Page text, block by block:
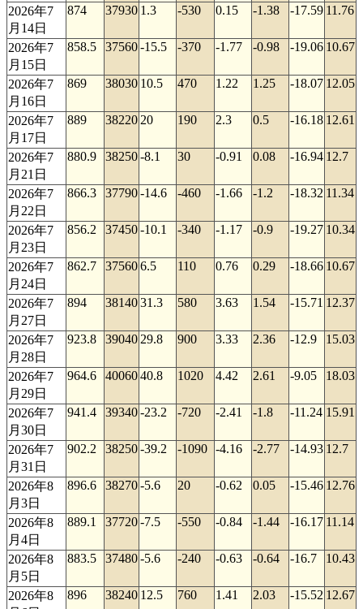
2026年7
月14日
874 37930 1.3 -530 0.15 -1.38 -17.59 11.76
2026年7
月15日
858.5 37560-15.5 -370 -1.77 -0.98 -19.06 10.67
2026年7
月16日
869 38030 10.5 470 1.22 1.25 -18.07 12.05
2026年7
月17日
889 38220 20 190 2.3 0.5 -16.18 12.61
2026年7
月21日
880.9 38250-8.1 30 -0.91 0.08 -16.94 12.7
2026年7
月22日
866.3 37790-14.6 -460 -1.66 -1.2 -18.32 11.34
2026年7
月23日
856.2 37450-10.1 -340 -1.17 -0.9 -19.27 10.34
2026年7
月24日
862.7 375606.5 110 0.76 0.29 -18.66 10.67
2026年7
月27日
894 3814031.3 580 3.63 1.54 -15.71 12.37
2026年7
月28日
923.8 39040 29.8 900 3.33 2.36 -12.9 15.03
2026年7
月29日
964.6 4006040.8 1020 4.42 2.61 -9.05 18.03
2026年7
月30日
941.4 39340-23.2 -720 -2.41 -1.8 -11.24 15.91
2026年7
月31日
902.2 38250-39.2 -1090 -4.16 -2.77 -14.93 12.7
2026年8
月3日
896.6 38270-5.6 20 -0.62 0.05 -15.46 12.76
2026年8
月4日
889.1 37720-7.5 -550 -0.84 -1.44 -16.17 11.14
2026年8
月5日
883.5 37480-5.6 -240 -0.63 -0.64 -16.7 10.43
2026年8
896 38240 12.5 760 1.41 2.03 -15.52 12.67